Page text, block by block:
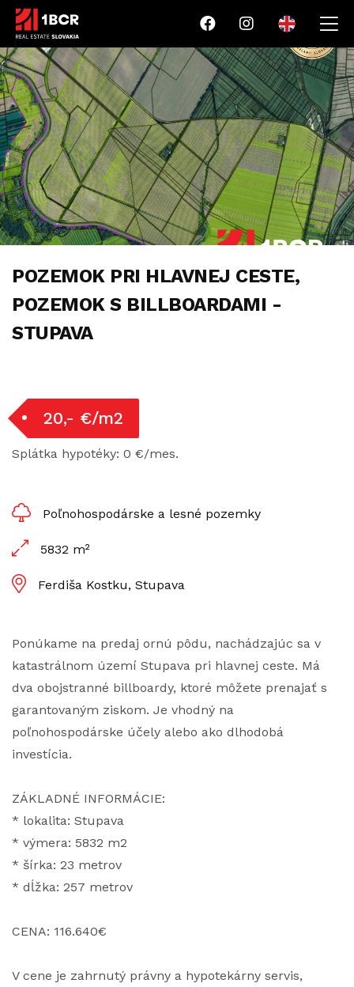
POZEMOK PRI HLAVNEJ CESTE,
POZEMOK S BILLBOARDAMI -
STUPAVA
20,- €/m2
Splátka hypotéky: 0 €/mes.
Poľnohospodárske a lesné pozemky
5832 m²
Ferdiša Kostku, Stupava
Ponúkame na predaj ornú pôdu, nachádzajúc sa v
katastrálnom území Stupava pri hlavnej ceste. Má
dva obojstranné billboardy, ktoré môžete prenajať s
garantovaným ziskom. Je vhodný na
poľnohospodárske účely alebo ako dlhodobá
investícia.
ZÁKLADNÉ INFORMÁCIE:
* lokalita: Stupava
* výmera: 5832 m2
* šírka: 23 metrov
* dĺžka: 257 metrov
CENA: 116.640€
V cene je zahrnutý právny a hypotekárny servis,